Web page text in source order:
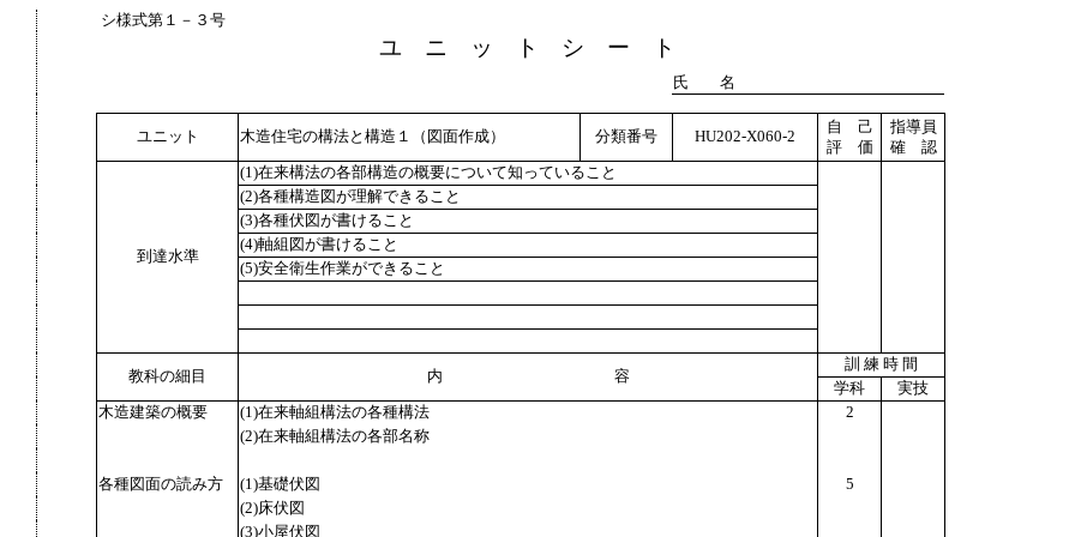
シ様式第１－３号
ユ ニ ッ ト シ ー ト
氏 名
ユニット 木造住宅の構法と構造１（図面作成） 分類番号 HU202-X060-2
自 己
評 価
指導員
確 認
到達水準
(1)在来構法の各部構造の概要について知っていること
(2)各種構造図が理解できること
(3)各種伏図が書けること
(4)軸組図が書けること
(5)安全衛生作業ができること
教科の細目 内 容
訓 練 時 間
学科
実技
木造建築の概要
(1)在来軸組構法の各種構法
2
(2)在来軸組構法の各部名称
各種図面の読み方 (1)基礎伏図
5
(2)床伏図
(3)小屋伏図